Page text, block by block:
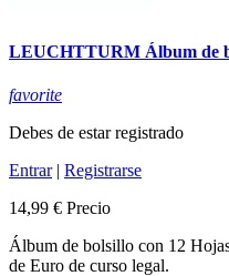
LEUCHTTURM Álbum de
favorite
Debes de estar registrado
Entrar| Registrarse
14,99 € Precio
Álbum de bolsillo con 12
de Euro de curso legal.